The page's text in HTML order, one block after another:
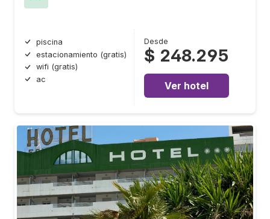
piscina
estacionamiento (gratis)
wifi (gratis)
ac
Desde
$ 248.295
Ver hotel